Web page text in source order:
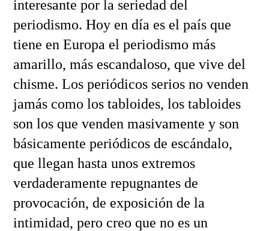
interesante por la seriedad del
periodismo. Hoy en día es el país que
tiene en Europa el periodismo más
amarillo, más escandaloso, que vive del
chisme. Los periódicos serios no venden
jamás como los tabloides, los tabloides
son los que venden masivamente y son
básicamente periódicos de escándalo,
que llegan hasta unos extremos
verdaderamente repugnantes de
provocación, de exposición de la
intimidad, pero creo que no es un